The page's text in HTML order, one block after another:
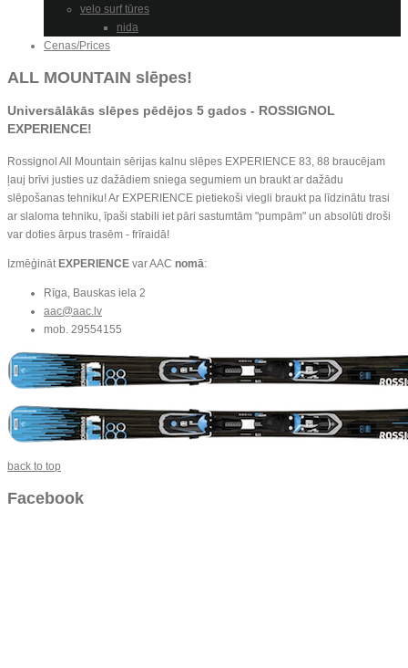
velo surf tūres
nida
Cenas/Prices
ALL MOUNTAIN slēpes!
Universālākās slēpes pēdējos 5 gados - ROSSIGNOL
EXPERIENCE!
Rossignol All Mountain sērijas kalnu slēpes EXPERIENCE 83, 88 braucējam
ļauj brīvi justies uz dažādiem sniega segumiem un braukt ar dažādu
slēpošanas tehniku! Ar EXPERIENCE pietiekoši viegli braukt pa līdzinātu trasi
ar slaloma tehniku, īpaši stabili iet pāri sastumtām "pumpām" un absolūti droši
var doties ārpus trasēm - frīraidā!
Izmēģināt EXPERIENCE var AAC nomā:
Rīga, Bauskas iela 2
aac@aac.lv
mob. 29554155
back to top
Facebook